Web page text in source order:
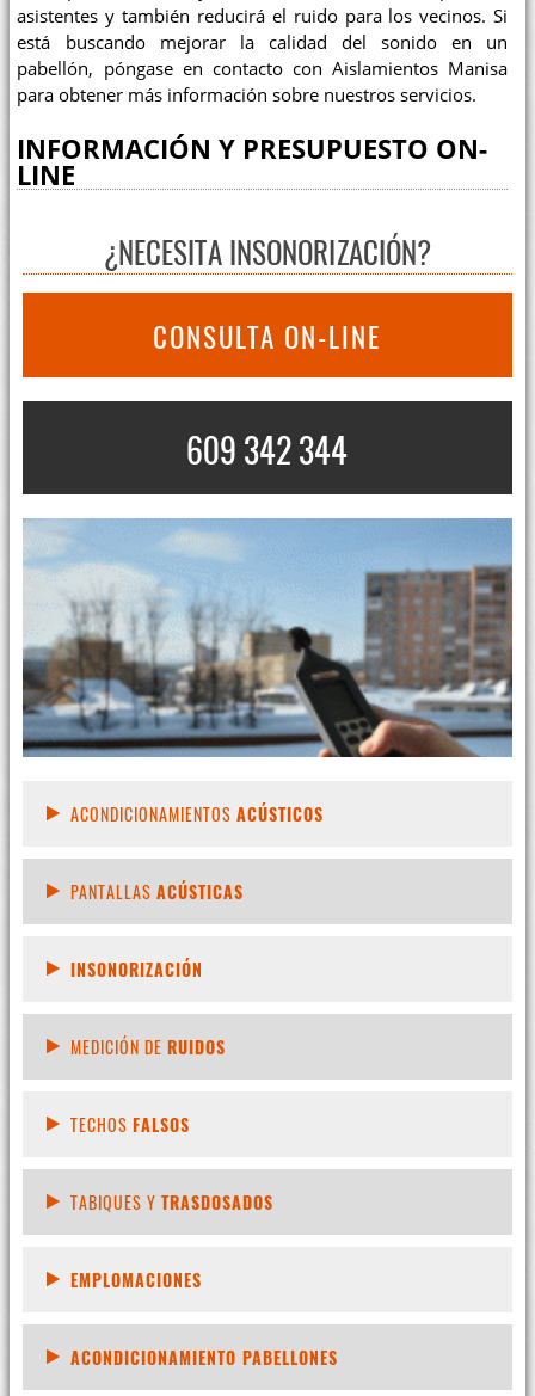
asistentes y también reducirá el ruido para los vecinos. Si
está buscando mejorar la calidad del sonido en un
pabellón, póngase en contacto con Aislamientos Manisa
para obtener más información sobre nuestros servicios.
INFORMACIÓN Y PRESUPUESTO ON-
LINE
¿NECESITA INSONORIZACIÓN?
CONSULTA ON-LINE
609 342 344
ACONDICIONAMIENTOS ACÚSTICOS
PANTALLAS ACÚSTICAS
INSONORIZACIÓN
MEDICIÓN DE RUIDOS
TECHOS FALSOS
TABIQUES Y TRASDOSADOS
EMPLOMACIONES
ACONDICIONAMIENTO PABELLONES